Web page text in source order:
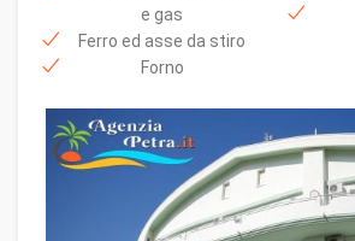
e gas
Ferro ed asse da stiro
Forno